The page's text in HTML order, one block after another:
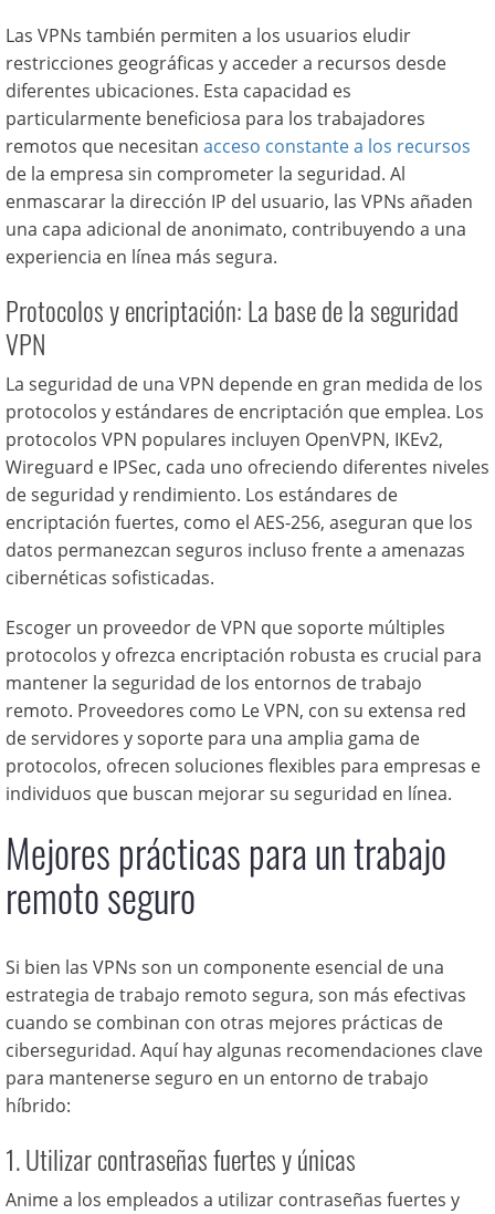
Las VPNs también permiten a los usuarios eludir
restricciones geográficas y acceder a recursos desde
diferentes ubicaciones. Esta capacidad es
particularmente beneficiosa para los trabajadores
remotos que necesitan acceso constante a los recursos
de la empresa sin comprometer la seguridad. Al
enmascarar la dirección IP del usuario, las VPNs añaden
una capa adicional de anonimato, contribuyendo a una
experiencia en línea más segura.
Protocolos y encriptación: La base de la seguridad
VPN
La seguridad de una VPN depende en gran medida de los
protocolos y estándares de encriptación que emplea. Los
protocolos VPN populares incluyen OpenVPN, IKEv2,
Wireguard e IPSec, cada uno ofreciendo diferentes niveles
de seguridad y rendimiento. Los estándares de
encriptación fuertes, como el AES-256, aseguran que los
datos permanezcan seguros incluso frente a amenazas
cibernéticas sofisticadas.
Escoger un proveedor de VPN que soporte múltiples
protocolos y ofrezca encriptación robusta es crucial para
mantener la seguridad de los entornos de trabajo
remoto. Proveedores como Le VPN, con su extensa red
de servidores y soporte para una amplia gama de
protocolos, ofrecen soluciones flexibles para empresas e
individuos que buscan mejorar su seguridad en línea.
Mejores prácticas para un trabajo
remoto seguro
Si bien las VPNs son un componente esencial de una
estrategia de trabajo remoto segura, son más efectivas
cuando se combinan con otras mejores prácticas de
ciberseguridad. Aquí hay algunas recomendaciones clave
para mantenerse seguro en un entorno de trabajo
híbrido:
1. Utilizar contraseñas fuertes y únicas
Anime a los empleados a utilizar contraseñas fuertes y